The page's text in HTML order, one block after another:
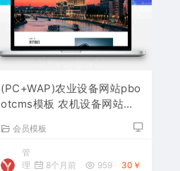
(PC+WAP)农业设备网站pbo
otcms模板 农机设备网站源
会员模板
管
理
8个月前 959 30￥